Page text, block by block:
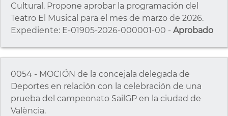
Cultural. Propone aprobar la programación del
Teatro El Musical para el mes de marzo de 2026.
Expediente: E-01905-2026-000001-00 - Aprobado
0054 - MOCIÓN de la concejala delegada de
Deportes en relación con la celebración de una
prueba del campeonato SailGP en la ciudad de
València.